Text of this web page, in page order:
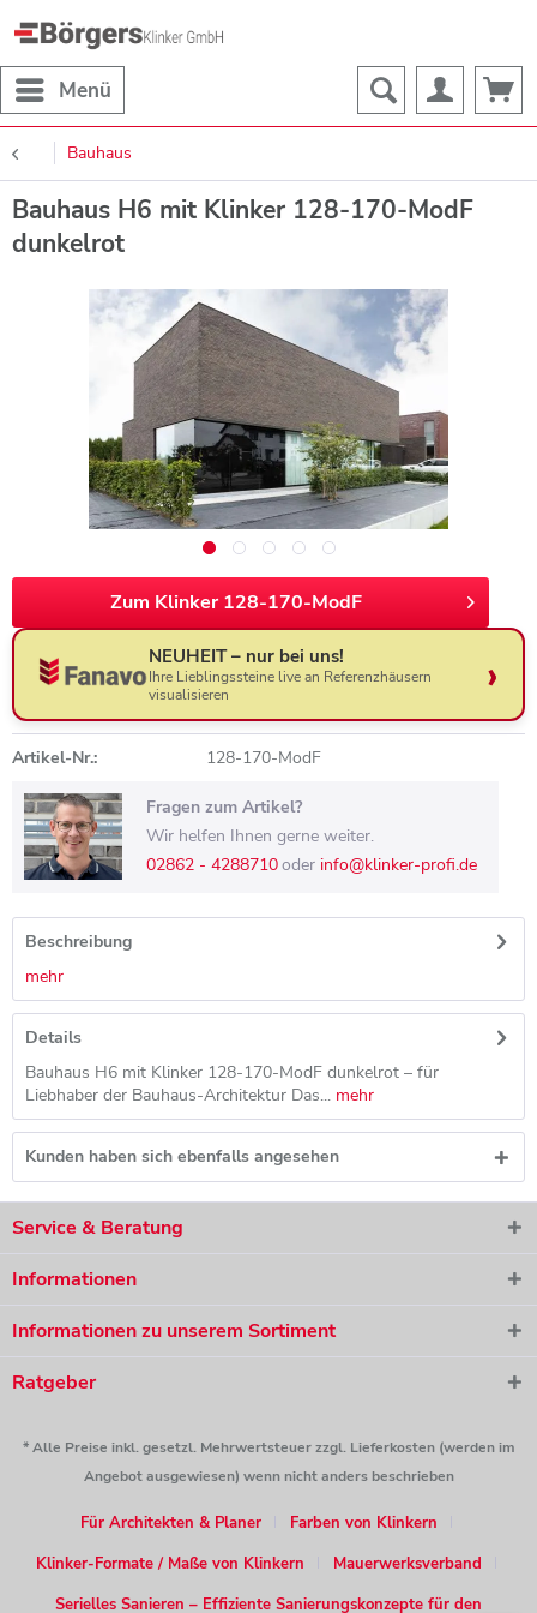
Menü
Bauhaus
Bauhaus H6 mit Klinker 128-170-ModF
dunkelrot
Zum Klinker 128-170-ModF
NEUHEIT – nur bei uns!
Ihre Lieblingssteine live an Referenzhäusern
visualisieren
Artikel-Nr.: 128-170-ModF
Fragen zum Artikel?
Wir helfen Ihnen gerne weiter.
02862 - 4288710oder info@klinker-profi.de
Beschreibung
mehr
Details
Bauhaus H6 mit Klinker 128-170-ModF dunkelrot – für
Liebhaber der Bauhaus-Architektur Das... mehr
Kunden haben sich ebenfalls angesehen
Service & Beratung
Informationen
Informationen zu unserem Sortiment
Ratgeber
* Alle Preise inkl. gesetzl. Mehrwertsteuer zzgl. Lieferkosten (werden im
Angebot ausgewiesen) wenn nicht anders beschrieben
Für Architekten & Planer
Farben von Klinkern
Klinker-Formate / Maße von Klinkern
Mauerwerksverband
Serielles Sanieren – Effiziente Sanierungskonzepte für den